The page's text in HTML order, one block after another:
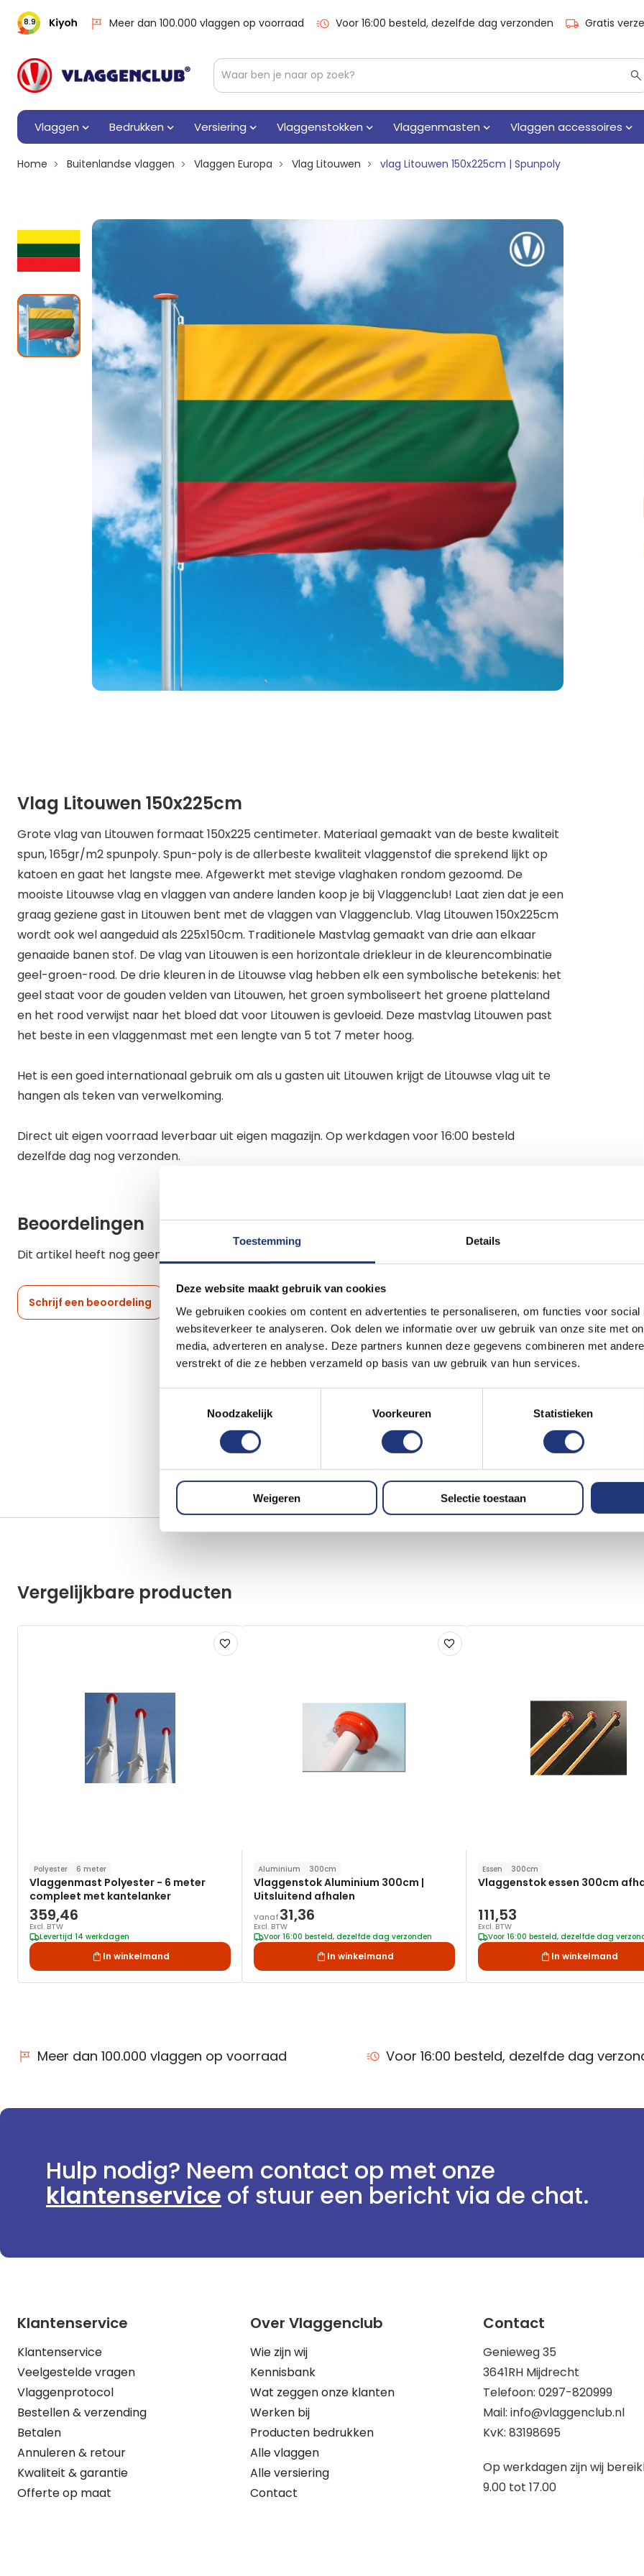
Toestemming Details
Deze website maakt gebruik van cookies
We gebruiken cookies om content en advertenties te personaliseren, om functies voor social
websiteverkeer te analyseren. Ook delen we informatie over uw gebruik van onze site met
media, adverteren en analyse. Deze partners kunnen deze gegevens combineren met
verstrekt of die ze hebben verzameld op basis van uw gebruik van hun services.
Noodzakelijk
Voorkeuren Statistieken
Weigeren Selectie toestaan
8.9 Meer dan 100.000 vlaggen op voorraad Voor 16:00 besteld, dezelfde dag verzonden Gratis
Vlaggen Bedrukken Versiering Vlaggenstokken Vlaggenmasten Vlaggen accessoires
Home Buitenlandse vlaggen Vlaggen Europa Vlag Litouwen vlag Litouwen 150x225cm | Spunpoly
Vlag Litouwen 150x225cm
Grote vlag van Litouwen formaat 150x225 centimeter. Materiaal gemaakt van de beste kwaliteit
spun, 165gr/m2 spunpoly. Spun-poly is de allerbeste kwaliteit vlaggenstof die sprekend lijkt op
katoen en gaat het langste mee. Afgewerkt met stevige vlaghaken rondom gezoomd. De
mooiste Litouwse vlag en vlaggen van andere landen koop je bij Vlaggenclub! Laat zien dat je een
graag geziene gast in Litouwen bent met de vlaggen van Vlaggenclub. Vlag Litouwen 150x225cm
wordt ook wel aangeduid als 225x150cm. Traditionele Mastvlag gemaakt van drie aan elkaar
genaaide banen stof. De vlag van Litouwen is een horizontale driekleur in de kleurencombinatie
geel-groen-rood. De drie kleuren in de Litouwse vlag hebben elk een symbolische betekenis: het
geel staat voor de gouden velden van Litouwen, het groen symboliseert het groene platteland
en het rood verwijst naar het bloed dat voor Litouwen is gevloeid. Deze mastvlag Litouwen past
het beste in een vlaggenmast met een lengte van 5 tot 7 meter hoog.
Het is een goed internationaal gebruik om als u gasten uit Litouwen krijgt de Litouwse vlag uit te
hangen als teken van verwelkoming.
Direct uit eigen voorraad leverbaar uit eigen magazijn. Op werkdagen voor 16:00 besteld
dezelfde dag nog verzonden.
Beoordelingen
Dit artikel heeft nog geen beoordelingen.
Schrijf een beoordeling
Vergelijkbare producten
Voeg
toe
Polyester 6 meter
Vlaggenmast Polyester - 6 meter
compleet met kantelanker
359,46
Excl. BTW
Levertijd 14 werkdagen
In winkelmand
Voeg
toe
Aluminium 300cm
Vlaggenstok Aluminium 300cm |
Uitsluitend afhalen
Vanaf 31,36
Excl. BTW
Voor 16:00 besteld, dezelfde dag verzonden
In winkelmand
Essen 300cm
Vlaggenstok essen 300cm
111,53
Excl. BTW
Voor 16:00 besteld, dezelfde dag
In winkelmand
Meer dan 100.000 vlaggen op voorraad Voor 16:00 besteld, dezelfde dag
Hulp nodig? Neem contact op met onze
klantenservice of stuur een bericht via de chat.
Klantenservice
Klantenservice
Veelgestelde vragen
Vlaggenprotocol
Bestellen & verzending
Betalen
Annuleren & retour
Kwaliteit & garantie
Offerte op maat
Over Vlaggenclub
Wie zijn wij
Kennisbank
Wat zeggen onze klanten
Werken bij
Producten bedrukken
Alle vlaggen
Alle versiering
Contact
Contact
Genieweg 35
3641RH Mijdrecht
Telefoon: 0297-820999
Mail: info@vlaggenclub.nl
KvK: 83198695
Op werkdagen zijn wij
9.00 tot 17.00